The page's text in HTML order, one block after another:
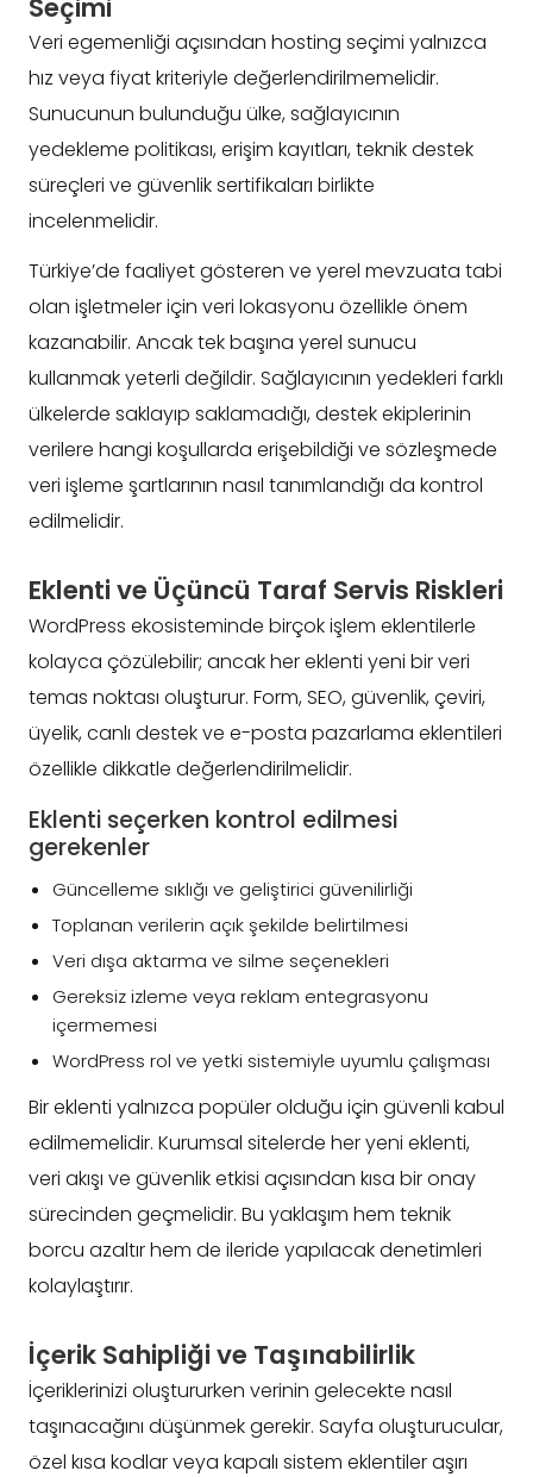
Seçimi
Veri egemenliği açısından hosting seçimi yalnızca
hız veya fiyat kriteriyle değerlendirilmemelidir.
Sunucunun bulunduğu ülke, sağlayıcının
yedekleme politikası, erişim kayıtları, teknik destek
süreçleri ve güvenlik sertifikaları birlikte
incelenmelidir.
Türkiye’de faaliyet gösteren ve yerel mevzuata tabi
olan işletmeler için veri lokasyonu özellikle önem
kazanabilir. Ancak tek başına yerel sunucu
kullanmak yeterli değildir. Sağlayıcının yedekleri farklı
ülkelerde saklayıp saklamadığı, destek ekiplerinin
verilere hangi koşullarda erişebildiği ve sözleşmede
veri işleme şartlarının nasıl tanımlandığı da kontrol
edilmelidir.
Eklenti ve Üçüncü Taraf Servis Riskleri
WordPress ekosisteminde birçok işlem eklentilerle
kolayca çözülebilir; ancak her eklenti yeni bir veri
temas noktası oluşturur. Form, SEO, güvenlik, çeviri,
üyelik, canlı destek ve e-posta pazarlama eklentileri
özellikle dikkatle değerlendirilmelidir.
Eklenti seçerken kontrol edilmesi
gerekenler
Güncelleme sıklığı ve geliştirici güvenilirliği
Toplanan verilerin açık şekilde belirtilmesi
Veri dışa aktarma ve silme seçenekleri
Gereksiz izleme veya reklam entegrasyonu
içermemesi
WordPress rol ve yetki sistemiyle uyumlu çalışması
Bir eklenti yalnızca popüler olduğu için güvenli kabul
edilmemelidir. Kurumsal sitelerde her yeni eklenti,
veri akışı ve güvenlik etkisi açısından kısa bir onay
sürecinden geçmelidir. Bu yaklaşım hem teknik
borcu azaltır hem de ileride yapılacak denetimleri
kolaylaştırır.
İçerik Sahipliği ve Taşınabilirlik
İçeriklerinizi oluştururken verinin gelecekte nasıl
taşınacağını düşünmek gerekir. Sayfa oluşturucular,
özel kısa kodlar veya kapalı sistem eklentiler aşırı